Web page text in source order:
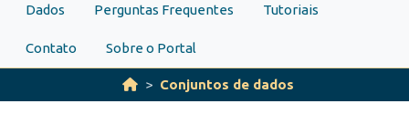
Dados Perguntas Frequentes Tutoriais
Contato Sobre o Portal
Conjuntos de dados